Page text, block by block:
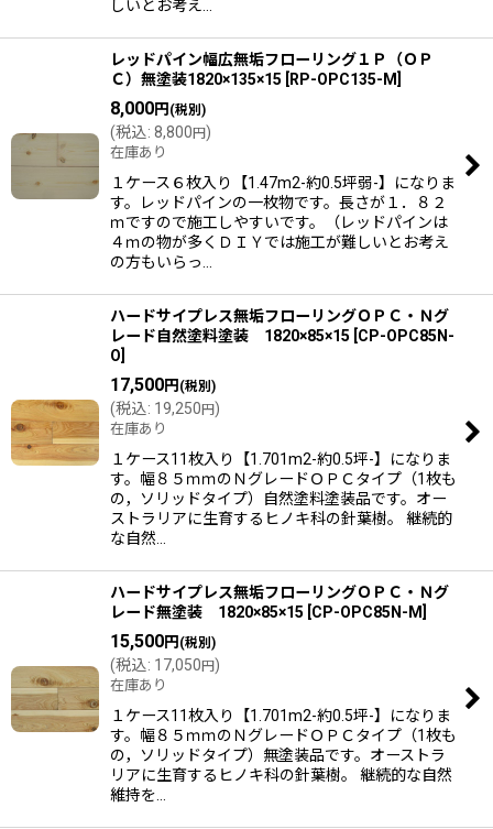
しいとお考え…
レッドパイン幅広無垢フローリング１Ｐ（ＯＰ
Ｃ）無塗装1820×135×15
RP-OPC135-M
8,000円 (税別)
(税込: 8,800 円 )
在庫あり
１ケース６枚入り【1.47m2-約0.5坪弱-】になりま
す。レッドパインの一枚物です。長さが１．８２
ｍですので施工しやすいです。（レッドパインは
４ｍの物が多くＤＩＹでは施工が難しいとお考え
の方もいらっ…
ハードサイプレス無垢フローリングＯＰＣ・Ｎグ
レード自然塗料塗装 1820×85×15 CP-OPC85N-
O
17,500円 (税別)
(税込: 19,250 円 )
在庫あり
１ケース11枚入り【1.701m2-約0.5坪-】になりま
す。幅８５ｍｍのＮグレードＯＰＣタイプ（1枚も
の，ソリッドタイプ）自然塗料塗装品です。オー
ストラリアに生育するヒノキ科の針葉樹。 継続的
な自然…
ハードサイプレス無垢フローリングＯＰＣ・Ｎグ
レード無塗装 1820×85×15 CP-OPC85N-M
15,500円 (税別)
(税込: 17,050 円 )
在庫あり
１ケース11枚入り【1.701m2-約0.5坪-】になりま
す。幅８５ｍｍのＮグレードＯＰＣタイプ（1枚も
の，ソリッドタイプ）無塗装品です。オーストラ
リアに生育するヒノキ科の針葉樹。 継続的な自然
維持を…